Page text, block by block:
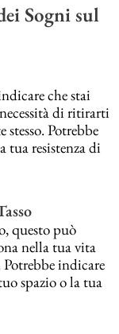
Sogni sul
che stai
di ritirarti
Potrebbe
tua resistenza di
questo può
nella tua vita
indicare
spazio o la tua